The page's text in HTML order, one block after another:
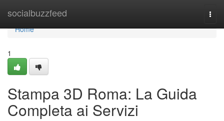
socialbuzzfeed
Home
Home
1
Stampa 3D Roma: La Guida
Completa ai Servizi